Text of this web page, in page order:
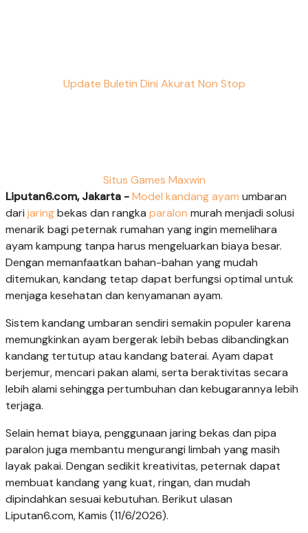
Update Buletin Dini Akurat Non Stop
Situs Games Maxwin
Liputan6.com, Jakarta -Model kandang ayam umbaran
dari jaringbekas dan rangka paralon murah menjadi solusi
menarik bagi peternak rumahan yang ingin memelihara
ayam kampung tanpa harus mengeluarkan biaya besar.
Dengan memanfaatkan bahan-bahan yang mudah
ditemukan, kandang tetap dapat berfungsi optimal untuk
menjaga kesehatan dan kenyamanan ayam.
Sistem kandang umbaran sendiri semakin populer karena
memungkinkan ayam bergerak lebih bebas dibandingkan
kandang tertutup atau kandang baterai. Ayam dapat
berjemur, mencari pakan alami, serta beraktivitas secara
lebih alami sehingga pertumbuhan dan kebugarannya lebih
terjaga.
Selain hemat biaya, penggunaan jaring bekas dan pipa
paralon juga membantu mengurangi limbah yang masih
layak pakai. Dengan sedikit kreativitas, peternak dapat
membuat kandang yang kuat, ringan, dan mudah
dipindahkan sesuai kebutuhan. Berikut ulasan
Liputan6.com, Kamis (11/6/2026).